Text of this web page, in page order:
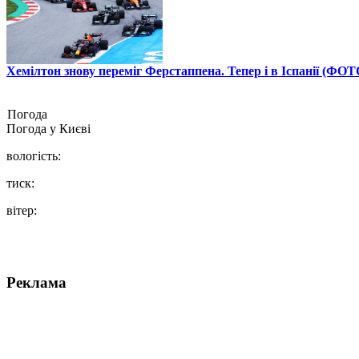
Хемілтон знову переміг Ферстаппена. Тепер і в Іспанії
Погода
Погода у Києві
вологість:
тиск:
вітер:
Реклама